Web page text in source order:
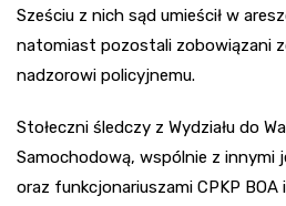
Sześciu z nich sąd umieścił w
natomiast pozostali zobowiązani
nadzorowi policyjnemu.
Stołeczni śledczy z Wydziału do
Samochodową, wspólnie z innymi
oraz funkcjonariuszami CPKP